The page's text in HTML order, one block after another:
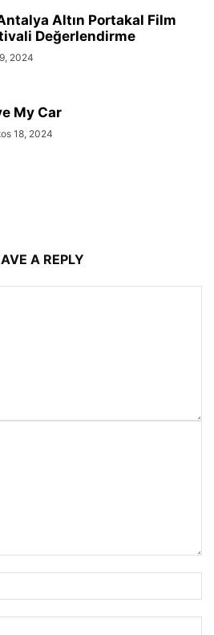
Altın Portakal Film
Değerlendirme
2024
My Car
18, 2024
A REPLY